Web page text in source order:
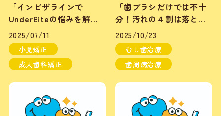
「インビザラインで
UnderBiteの悩みを解
決！専門家が語る最新治
療法とは？」
2025/07/11
小児矯正
成人歯科矯正
「歯ブラシだけでは不十
分！汚れの４割は落とせ
ません！」
2025/10/23
むし歯治療
歯周病治療